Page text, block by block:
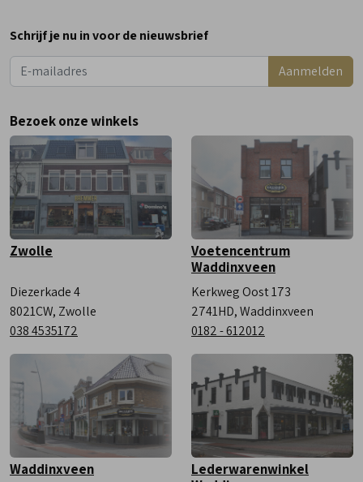
Dinsdag
Woensdag
9:00 - 18:00
Vrijdag
Zaterdag
9:00 - 17:00
Schrijf je nu in voor de nieuwsbrief
Aanmelden
Bezoek onze winkels
Zwolle
Diezerkade 4
8021CW, Zwolle
038 4535172
Voetencentrum
Waddinxveen
Kerkweg Oost 173
2741HD, Waddinxveen
0182 - 612012
Waddinxveen
Lederwarenwinkel